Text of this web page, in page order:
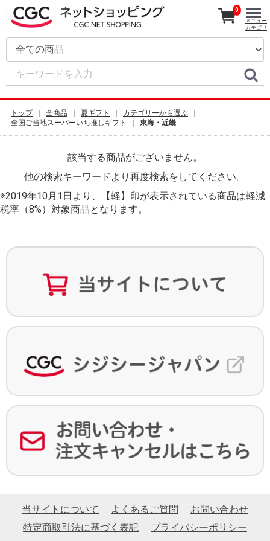
0
メニュー
カテゴリ
トップ 全商品 夏ギフト
カテゴリーから選ぶ
全国ご当地スーパーいち推しギフト
東海・近畿
該当する商品がございません。
他の検索キーワードより再度検索をしてください。
※2019年10月1日より、【軽】印が表示されている商品は軽減
税率（8%）対象商品となります。
当サイトについて よくあるご質問
お問い合わせ
特定商取引法に基づく表記
プライバシーポリシー